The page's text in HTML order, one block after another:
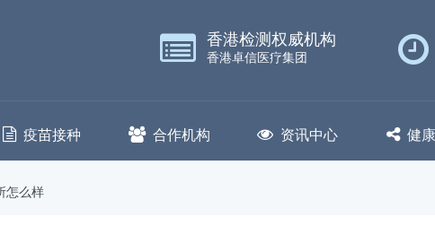
香港检测权威机构
香港卓信医疗集团
疫苗接种 合作机构 资讯中心 健
怎么样